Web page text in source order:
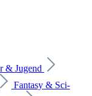
& Jugend
Fantasy & Sci-